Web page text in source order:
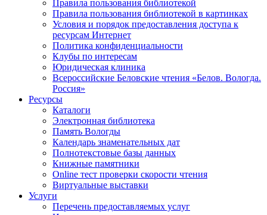
Правила пользования библиотекой
Правила пользования библиотекой в картинках
Условия и порядок предоставления доступа к
ресурсам Интернет
Политика конфиденциальности
Клубы по интересам
Юридическая клиника
Всероссийские Беловские чтения «Белов. Вологда.
Россия»
Ресурсы
Каталоги
Электронная библиотека
Память Вологды
Календарь знаменательных дат
Полнотекстовые базы данных
Книжные памятники
Online тест проверки скорости чтения
Виртуальные выставки
Услуги
Перечень предоставляемых услуг